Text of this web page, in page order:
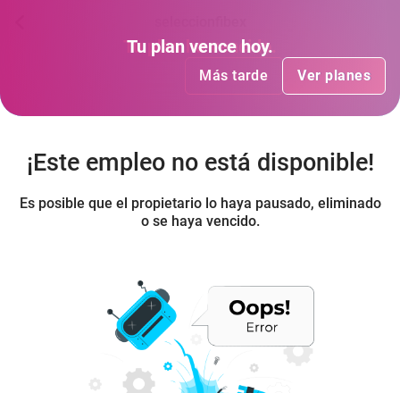
Tu plan ha vencido.
Más tarde Ver planes
Tu plan vence hoy.
Más tarde Ver planes
¡Este empleo no está disponible!
Es posible que el propietario lo haya pausado, eliminado
o se haya vencido.